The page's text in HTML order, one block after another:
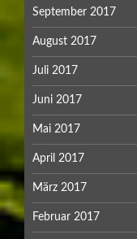
September 2017
August 2017
Juli 2017
Juni 2017
Mai 2017
April 2017
März 2017
Februar 2017